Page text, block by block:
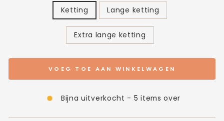
Ketting Lange ketting
Extra lange ketting
VOEG TOE AAN WINKELWAGEN
Bijna uitverkocht - 5 items over